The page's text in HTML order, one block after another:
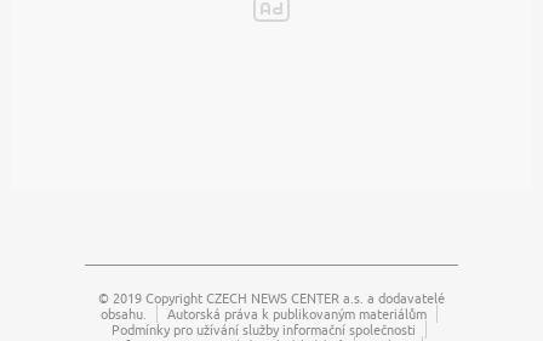
© 2019 Copyright CZECH NEWS CENTER a.s. a dodavatelé
obsahu.
Autorská práva k publikovaným materiálům
Podmínky pro užívání služby informační společnosti